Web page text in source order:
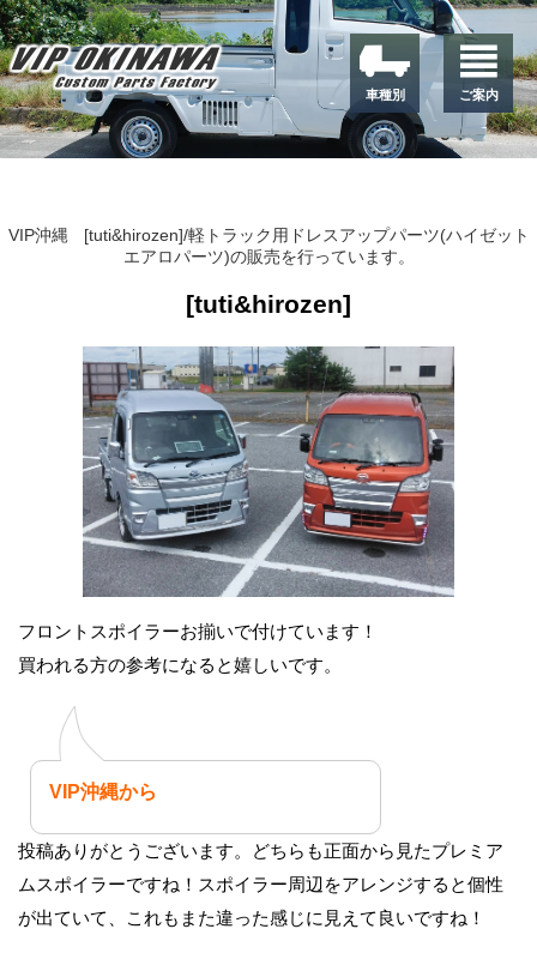
車種別 ご案内
VIP沖縄
[tuti&hirozen]/軽トラック用ドレスアップパーツ(ハイゼット
エアロパーツ)の販売を行っています。
[tuti&hirozen]
フロントスポイラーお揃いで付けています！
買われる方の参考になると嬉しいです。
VIP沖縄から
投稿ありがとうございます。どちらも正面から見たプレミア
ムスポイラーですね！スポイラー周辺をアレンジすると個性
が出ていて、これもまた違った感じに見えて良いですね！